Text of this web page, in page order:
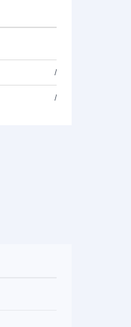
/
/